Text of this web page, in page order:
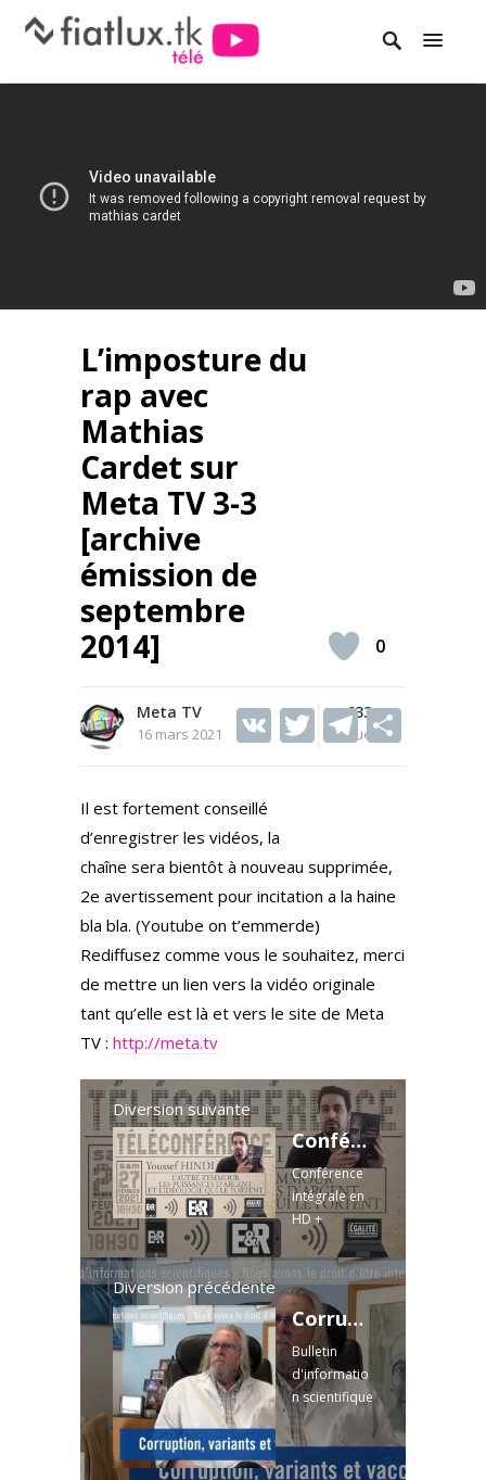
L’imposture du
rap avec
Mathias
Cardet sur
Meta TV 3-3
[archive
émission de
septembre
2014]
Meta TV
16 mars 2021
633
Vues
V T T
a
m
0
Il est fortement conseillé
d’enregistrer les vidéos, la
chaîne sera bientôt à nouveau supprimée,
2e avertissement pour incitation a la haine
bla bla. (Youtube on t’emmerde)
Rediffusez comme vous le souhaitez, merci
de mettre un lien vers la vidéo originale
tant qu’elle est là et vers le site de Meta
TV : http://meta.tv
Diversion suivante
Conférence en ligne de Youssef Hindi – Questions/Réponses
Conférence
intégrale en
HD +
Interview de
Youssef
Hindi en
VOD sur
Kontre
Kulture :
Partie
questions/ré
ponses de la
conférence
en ligne de
Diversion précédente
Corruption, variants et vaccins
Bulletin
d'informatio
n scientifique
de l'IHU -
Nous avons
le droit